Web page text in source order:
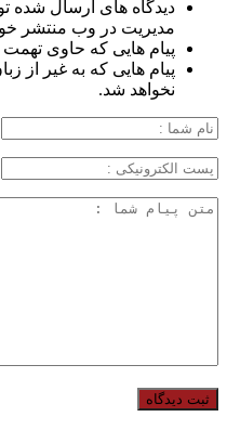
دیدگاه های ارسال شده
مدیریت در وب منتشر
پیام هایی که حاوی تهمت
پیام هایی که به غیر از
نخواهد شد.